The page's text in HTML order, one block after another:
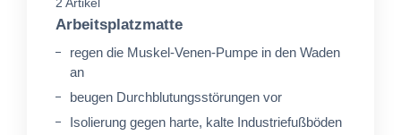
Arbeitsplatzmatte
regen die Muskel-Venen-Pumpe in den Waden
an
beugen Durchblutungsstörungen vor
Isolierung gegen harte, kalte Industriefußböden